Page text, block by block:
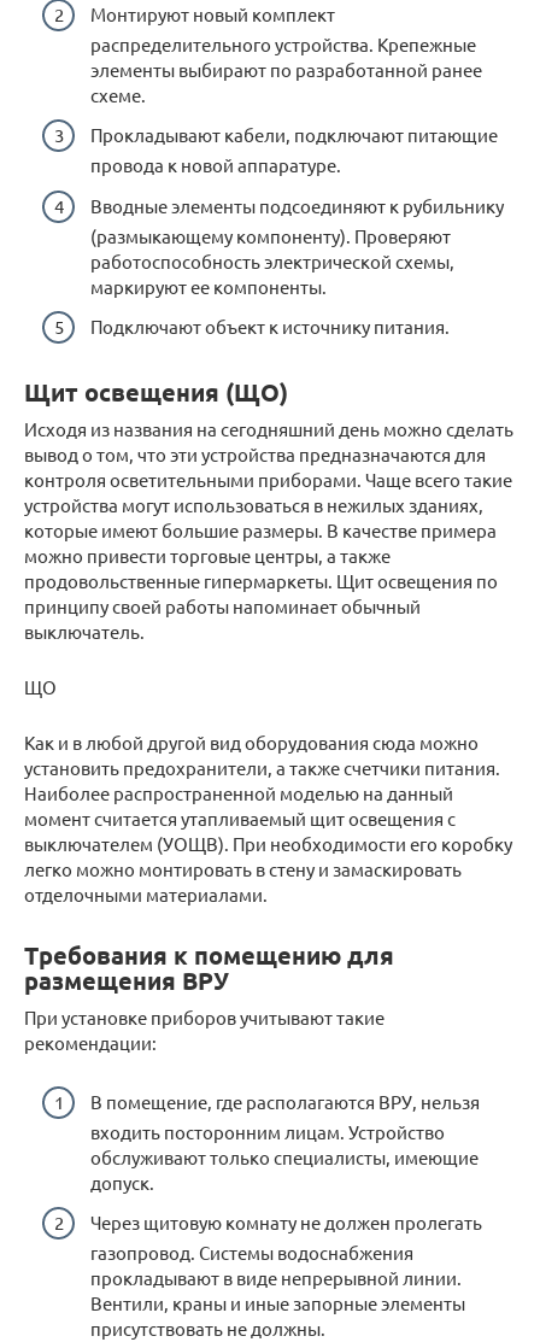
Монтируют новый комплект
распределительного устройства. Крепежные
элементы выбирают по разработанной ранее
схеме.
Прокладывают кабели, подключают питающие
провода к новой аппаратуре.
Вводные элементы подсоединяют к рубильнику
(размыкающему компоненту). Проверяют
работоспособность электрической схемы,
маркируют ее компоненты.
Подключают объект к источнику питания.
Щит освещения (ЩО)
Исходя из названия на сегодняшний день можно сделать
вывод о том, что эти устройства предназначаются для
контроля осветительными приборами. Чаще всего такие
устройства могут использоваться в нежилых зданиях,
которые имеют большие размеры. В качестве примера
можно привести торговые центры, а также
продовольственные гипермаркеты. Щит освещения по
принципу своей работы напоминает обычный
выключатель.
ЩО
Как и в любой другой вид оборудования сюда можно
установить предохранители, а также счетчики питания.
Наиболее распространенной моделью на данный
момент считается утапливаемый щит освещения с
выключателем (УОЩВ). При необходимости его коробку
легко можно монтировать в стену и замаскировать
отделочными материалами.
Требования к помещению для
размещения ВРУ
При установке приборов учитывают такие
рекомендации:
В помещение, где располагаются ВРУ, нельзя
входить посторонним лицам. Устройство
обслуживают только специалисты, имеющие
допуск.
Через щитовую комнату не должен пролегать
газопровод. Системы водоснабжения
прокладывают в виде непрерывной линии.
Вентили, краны и иные запорные элементы
присутствовать не должны.